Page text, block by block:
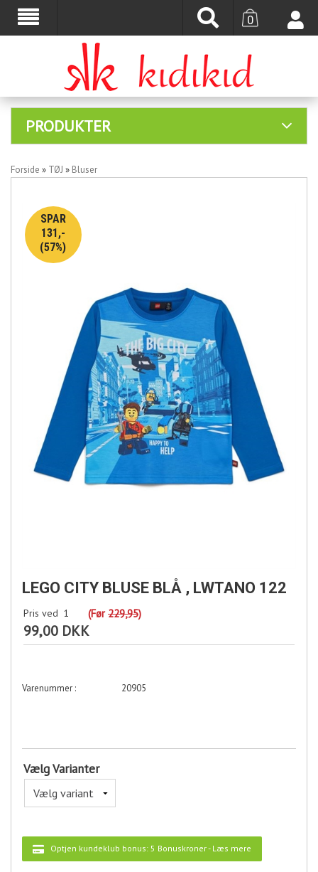
0
PRODUKTER
Forside » TØJ » Bluser
SPAR
131,-
(57%)
LEGO CITY BLUSE BLÅ , LWTANO 122
Pris ved 1 (Før229,95)
99,00 DKK
20905
Vælg Varianter
Optjen kundeklub bonus: 5 Bonuskroner- Læs mere